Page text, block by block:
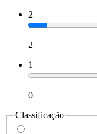
2
2
1
0
Classificação